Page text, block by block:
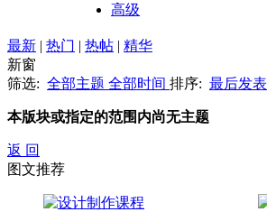
高级
最新 | 热门 | 热帖 | 精华
新窗
筛选: 全部主题 全部时间 排序: 最后发表
本版块或指定的范围内尚无主题
返 回
图文推荐